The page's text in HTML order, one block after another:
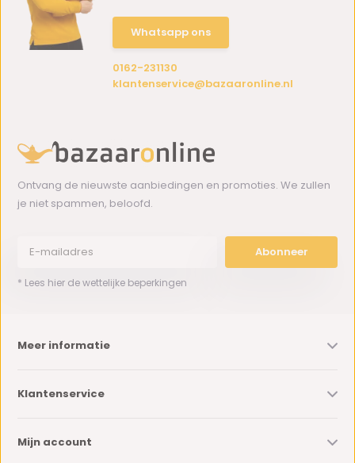
Whatsapp ons
0162-231130
klantenservice@bazaaronline.nl
Ontvang de nieuwste aanbiedingen en promoties. We zullen
je niet spammen, beloofd.
Abonneer
* Lees hier de wettelijke beperkingen
Meer informatie
Klantenservice
Mijn account